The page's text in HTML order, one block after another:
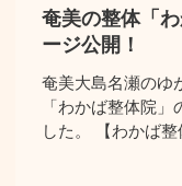
奄美の整体「
ージ公開！
奄美大島名瀬のゆ
「わかば整体院
した。 【わかば